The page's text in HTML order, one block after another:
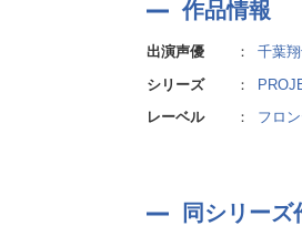
それぞれの信念を貫き
[ キャスト ]
嵐柴カズマ:千葉翔也/
嵐柴エイジ:高坂篤志/
作品情報
出演声優 ： 千葉
シリーズ
：
レーベル
： フロ
同シリーズ